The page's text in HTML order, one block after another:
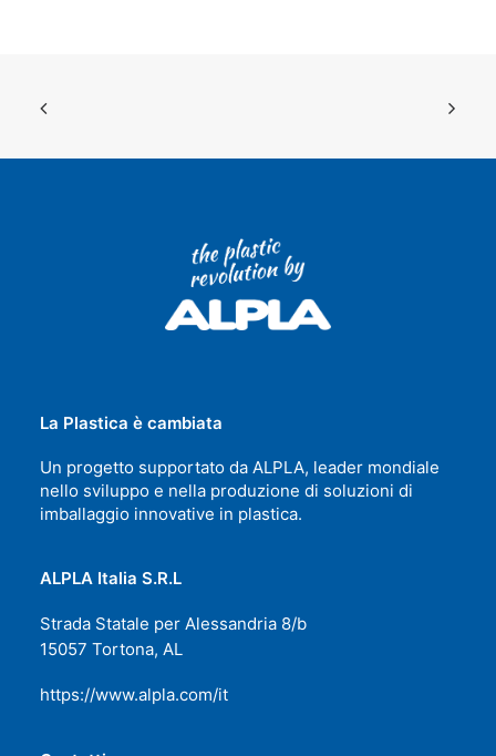
La Plastica è cambiata
Un progetto supportato da ALPLA, leader mondiale
nello sviluppo e nella produzione di soluzioni di
imballaggio innovative in plastica.
ALPLA Italia S.R.L
Strada Statale per Alessandria 8/b
15057 Tortona, AL
https://www.alpla.com/it